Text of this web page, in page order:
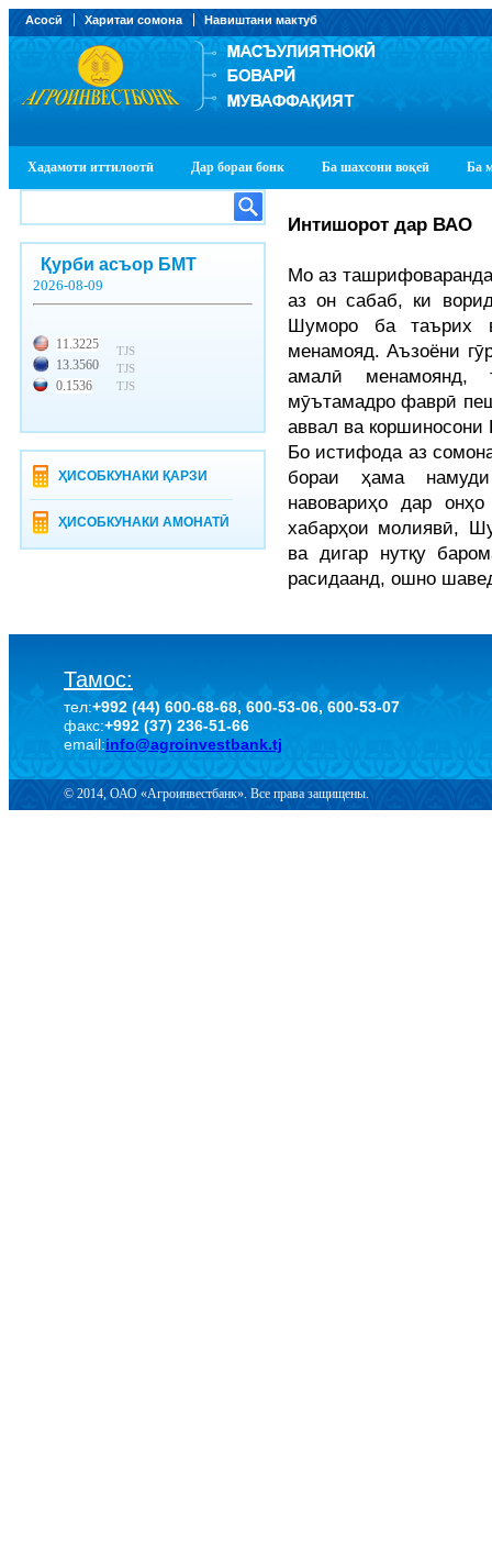
Асосӣ Харитаи сомона Навиштани мактуб
Хадамоти иттилоотӣ Дар бораи бонк Ба шахсони воқеӣ Ба
Қурби асъор БМТ
2026-08-09
11.3225
13.3560
0.1536
TJS
TJS
TJS
ҲИСОБКУНАКИ ҚАРЗИ
ҲИСОБКУНАКИ АМОНАТӢ
Интишорот дар ВАО
Мо аз
аз он сабаб, ки
Шуморо ба таърих
менамояд. Аъзоёни
амалӣ
мӯътамадро фаврӣ
аввал ва коршиносони
Бо истифода аз
бораи ҳама
навовариҳо дар
хабарҳои молиявӣ,
ва дигар нутқу
расидаанд, ошно
Тамос:
тел:+992 (44) 600-68-68, 600-53-06, 600-53-07
факс:+992 (37) 236-51-66
email:info@agroinvestbank.tj
© 2014, ОАО «Агроинвестбанк». Все права защищены.